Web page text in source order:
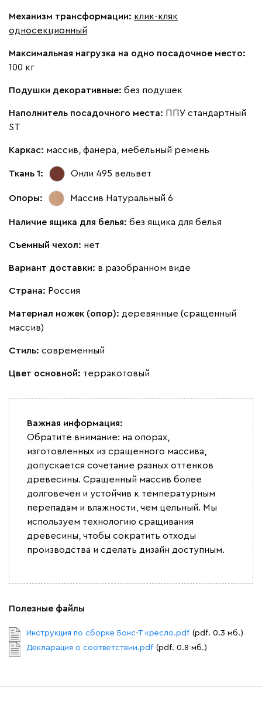
Вулли
Ланза
Бежевый Вишневый
Кларинс
100 792
Букле
Вайт
Альтеа
Бежевый Графит Молочный Серый
Механизм трансформации: клик-кляк
односекционный
Максимальная нагрузка на одно посадочное место:
100 кг
Подушки декоративные: без подушек
Наполнитель посадочного места: ППУ стандартный
ST
Каркас: массив, фанера, мебельный ремень
Ткань 1: Онли 495 вельвет
Опоры: Массив Натуральный 6
Наличие ящика для белья: без ящика для белья
Съемный чехол: нет
Вариант доставки: в разобранном виде
Страна: Россия
Материал ножек (опор): деревянные (сращенный
массив)
Стиль: современный
Цвет основной: терракотовый
Важная информация:
Обратите внимание: на опорах,
изготовленных из сращенного массива,
допускается сочетание разных оттенков
древесины. Сращенный массив более
долговечен и устойчив к температурным
перепадам и влажности, чем цельный. Мы
используем технологию сращивания
древесины, чтобы сократить отходы
производства и сделать дизайн доступным.
Полезные файлы
Инструкция по сборке Бонс-Т кресло.pdf (pdf. 0.3 мб.)
Декларация о соответствии.pdf (pdf. 0.8 мб.)